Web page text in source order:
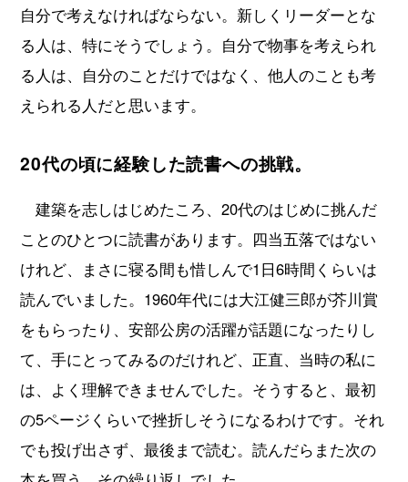
自分で考えなければならない。新しくリーダーとな
る人は、特にそうでしょう。自分で物事を考えられ
る人は、自分のことだけではなく、他人のことも考
えられる人だと思います。
20代の頃に経験した読書への挑戦。
建築を志しはじめたころ、20代のはじめに挑んだ
ことのひとつに読書があります。四当五落ではない
けれど、まさに寝る間も惜しんで1日6時間くらいは
読んでいました。1960年代には大江健三郎が芥川賞
をもらったり、安部公房の活躍が話題になったりし
て、手にとってみるのだけれど、正直、当時の私に
は、よく理解できませんでした。そうすると、最初
の5ページくらいで挫折しそうになるわけです。それ
でも投げ出さず、最後まで読む。読んだらまた次の